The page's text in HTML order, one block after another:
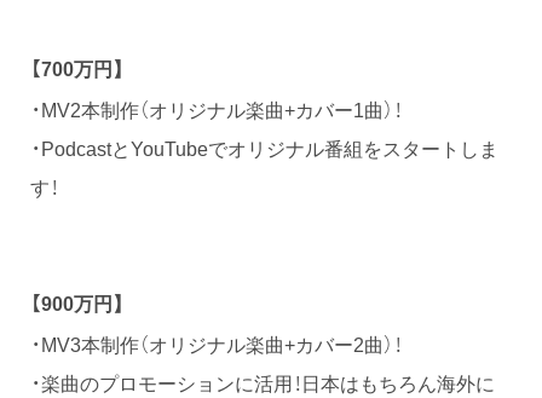
【700万円 】
・MV2本制作（オリジナル楽曲+カバー1曲）！
・PodcastとYouTubeでオリジナル番組をスタートしま
す！
【900万円 】
・MV3本制作（オリジナル楽曲+カバー2曲）！
・楽曲のプロモーションに活用！日本はもちろん海外に